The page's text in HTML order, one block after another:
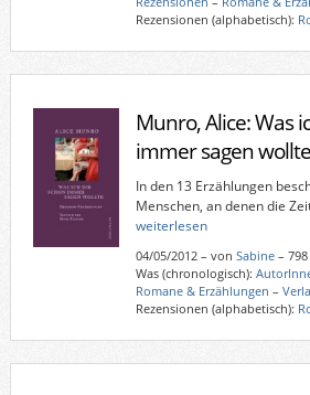
Rezensionen (alphabetisch):
Munro, Alice: Was
immer sagen wollte
In den 13 Erzählungen
Menschen, an denen die
weiterlesen
04/05/2012– von Sabine– 798
Was (chronologisch):
Romane & Erzählungen –
Rezensionen (alphabetisch):